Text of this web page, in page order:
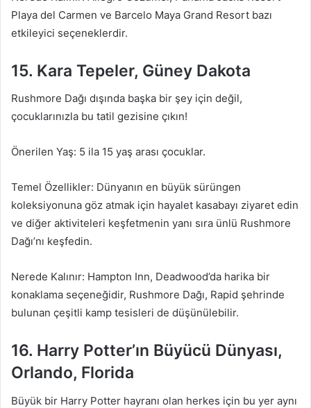
Playa del Carmen ve Barcelo Maya Grand Resort bazı
etkileyici seçeneklerdir.
15. Kara Tepeler, Güney Dakota
Rushmore Dağı dışında başka bir şey için değil,
çocuklarınızla bu tatil gezisine çıkın!
Önerilen Yaş: 5 ila 15 yaş arası çocuklar.
Temel Özellikler: Dünyanın en büyük sürüngen
koleksiyonuna göz atmak için hayalet kasabayı ziyaret edin
ve diğer aktiviteleri keşfetmenin yanı sıra ünlü Rushmore
Dağı’nı keşfedin.
Nerede Kalınır: Hampton Inn, Deadwood’da harika bir
konaklama seçeneğidir, Rushmore Dağı, Rapid şehrinde
bulunan çeşitli kamp tesisleri de düşünülebilir.
16. Harry Potter’ın Büyücü Dünyası,
Orlando, Florida
Büyük bir Harry Potter hayranı olan herkes için bu yer aynı